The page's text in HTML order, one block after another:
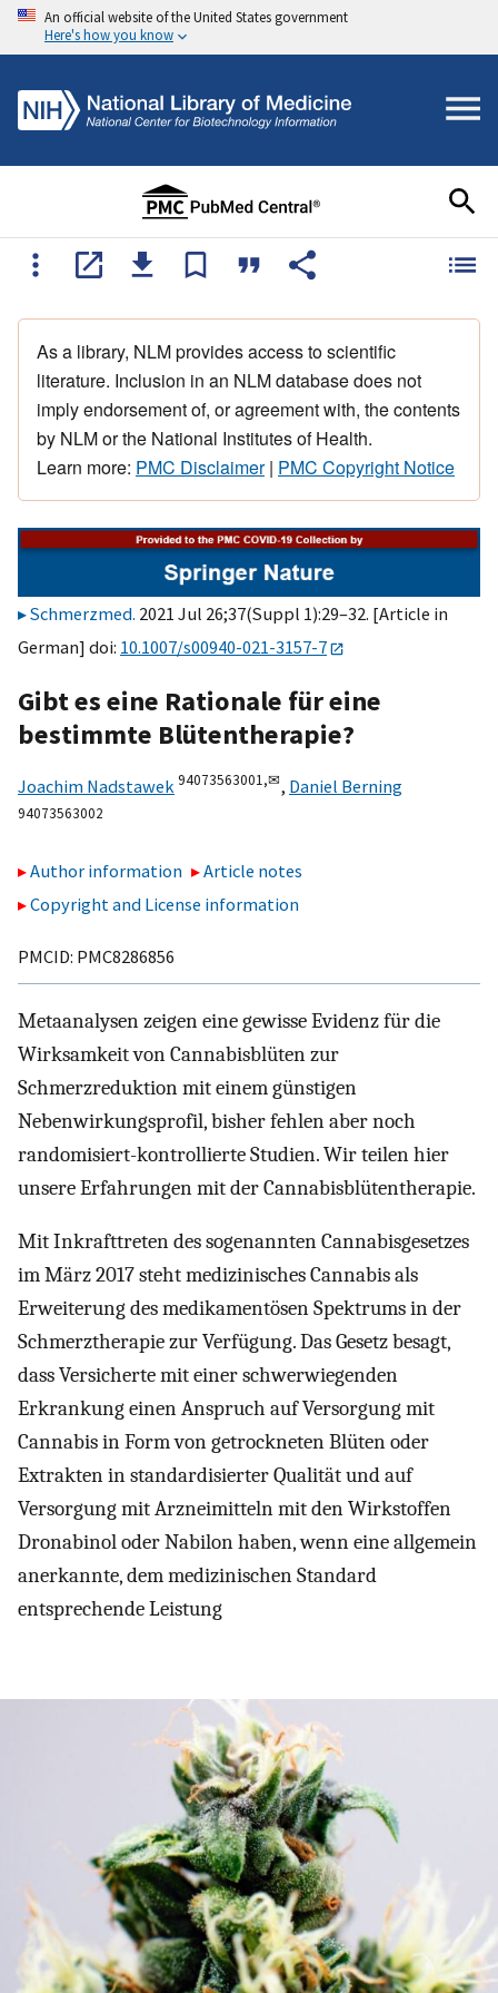
An official website of the United States government
Here's how you know
As a library, NLM provides access to scientific
literature. Inclusion in an NLM database does not
imply endorsement of, or agreement with, the contents
by NLM or the National Institutes of Health.
Learn more: PMC Disclaimer| PMC Copyright Notice
Schmerzmed. 2021 Jul 26;37(Suppl 1):29–32. [Article in
German] doi: 10.1007/s00940-021-3157-7
Gibt es eine Rationale für eine
bestimmte Blütentherapie?
Joachim Nadstawek 94073563001,✉, Daniel Berning
94073563002
Author information
Article notes
Copyright and License information
PMCID: PMC8286856
Metaanalysen zeigen eine gewisse Evidenz für die
Wirksamkeit von Cannabisblüten zur
Schmerzreduktion mit einem günstigen
Nebenwirkungsprofil, bisher fehlen aber noch
randomisiert-kontrollierte Studien. Wir teilen hier
unsere Erfahrungen mit der Cannabisblütentherapie.
Mit Inkrafttreten des sogenannten Cannabisgesetzes
im März 2017 steht medizinisches Cannabis als
Erweiterung des medikamentösen Spektrums in der
Schmerztherapie zur Verfügung. Das Gesetz besagt,
dass Versicherte mit einer schwerwiegenden
Erkrankung einen Anspruch auf Versorgung mit
Cannabis in Form von getrockneten Blüten oder
Extrakten in standardisierter Qualität und auf
Versorgung mit Arzneimitteln mit den Wirkstoffen
Dronabinol oder Nabilon haben, wenn eine allgemein
anerkannte, dem medizinischen Standard
entsprechende Leistung